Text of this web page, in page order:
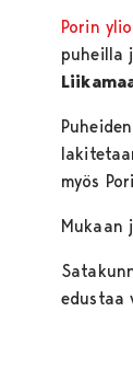
Porin
puheilla
myös
Mukaan
edustaa